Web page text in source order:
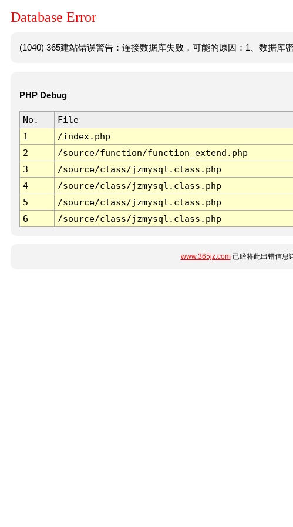
Database Error
(1040) 365建站错误警告：连接数据库失败，可能的原因：1、数据库
PHP Debug
No. File
1
/index.php
2
/source/function/function_extend.php
3
/source/class/jzmysql.class.php
4
/source/class/jzmysql.class.php
5
/source/class/jzmysql.class.php
6
/source/class/jzmysql.class.php
www.365jz.com已经将此出错信息